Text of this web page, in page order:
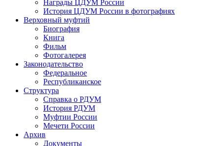
Награды ЦДУМ России
История ЦДУМ России в фотографиях
Верховный муфтий
Биография
Книга
Фильм
Фотогалерея
Законодательство
Федеральное
Республиканское
Структура
Справка о РДУМ
История РДУМ
Муфтии России
Мечети России
Архив
Документы